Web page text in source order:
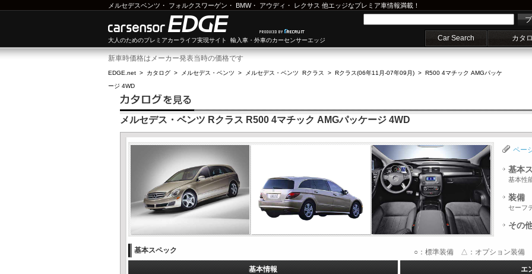
メルセデスベンツ ・ フォルクスワーゲン ・ BMW・ アウディ ・ レクサス 他エッジなプレミア車情報満載！
大人のためのプレミアカーライフ実現サイト 輸入車・外車のカーセンサーエッジ Car Search カタ
新車時価格はメーカー発表当時の価格です
EDGE.net > カタログ > メルセデス・ベンツ > メルセデス・ベンツ Rクラス > Rクラス(06年11月-07年09月) > R500 4マチック AMGパッケ
ージ 4WD
メルセデス・ベンツ Rクラス R500 4マチック AMGパッケージ 4WD
ペー
基本
基本性
装備
セーフ
その
基本スペック ○：標準装備 △：オプション装備 -
基本情報 エ